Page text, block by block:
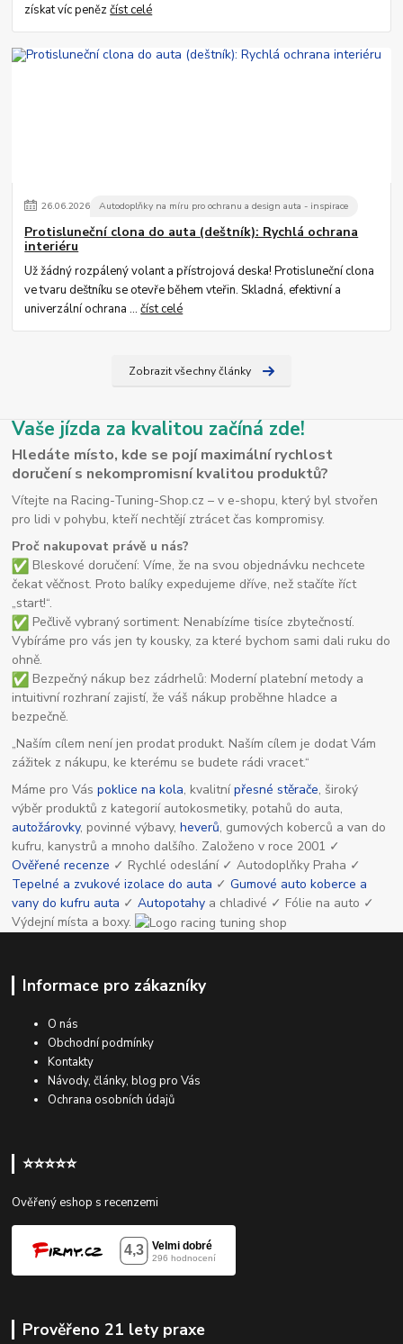
získat víc penězčíst celé
26.06.2026 Autodoplňky na míru pro ochranu a design auta - inspirace
Protisluneční clona do auta (deštník): Rychlá ochrana
interiéru
Už žádný rozpálený volant a přístrojová deska! Protisluneční clona
ve tvaru deštníku se otevře během vteřin. Skladná, efektivní a
univerzální ochrana ...číst celé
Zobrazit všechny články
Vaše jízda za kvalitou začíná zde!
Hledáte místo, kde se pojí maximální rychlost
doručení s nekompromisní kvalitou produktů?
Vítejte na Racing-Tuning-Shop.cz – v e-shopu, který byl stvořen
pro lidi v pohybu, kteří nechtějí ztrácet čas kompromisy.
Proč nakupovat právě u nás?
Bleskové doručení: Víme, že na svou objednávku nechcete
čekat věčnost. Proto balíky expedujeme dříve, než stačíte říct
„start!“.
Pečlivě vybraný sortiment: Nenabízíme tisíce zbytečností.
Vybíráme pro vás jen ty kousky, za které bychom sami dali ruku do
ohně.
Bezpečný nákup bez zádrhelů: Moderní platební metody a
intuitivní rozhraní zajistí, že váš nákup proběhne hladce a
bezpečně.
„Naším cílem není jen prodat produkt. Naším cílem je dodat Vám
zážitek z nákupu, ke kterému se budete rádi vracet.“
Máme pro Váspoklice na kola, kvalitnípřesné stěrače, široký
výběr produktů z kategorií autokosmetiky, potahů do auta,
autožárovky, povinné výbavy,heverů, gumových koberců a van do
kufru, kanystrů a mnoho dalšího. Založeno v roce 2001 ✓
Ověřené recenze ✓ Rychlé odeslání ✓ Autodoplňky Praha ✓
Tepelné a zvukové izolace do auta ✓Gumové auto koberce a
vany do kufru auta ✓Autopotahy a chladivé ✓ Fólie na auto ✓
Výdejní místa a boxy.
Informace pro zákazníky
O nás
Obchodní podmínky
Kontakty
Návody, články, blog pro Vás
Ochrana osobních údajů
⭐⭐⭐⭐⭐
Ověřený eshop s recenzemi
Prověřeno 21 lety praxe